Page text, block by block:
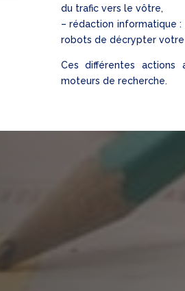
du trafic vers le vôtre,
– rédaction informatique
robots de décrypter
Ces différentes
moteurs de recherche.